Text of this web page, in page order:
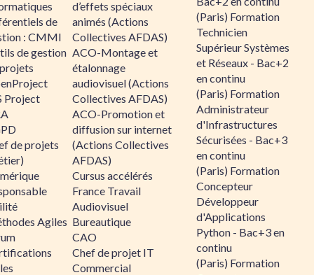
de
: CMMI
de gestion
Project
de projets
Agiles
d’effets spéciaux
animés (Actions
Collectives AFDAS)
ACO-Montage et
étalonnage
audiovisuel (Actions
Collectives AFDAS)
ACO-Promotion et
diffusion sur internet
(Actions Collectives
AFDAS)
Cursus accélérés
France Travail
Audiovisuel
Bureautique
CAO
Chef de projet IT
Commercial
(Paris) Formation
Technicien
Supérieur Systèmes
et Réseaux - Bac+2
en continu
(Paris) Formation
Administrateur
d'Infrastructures
Sécurisées - Bac+3
en continu
(Paris) Formation
Concepteur
Développeur
d'Applications
Python - Bac+3 en
continu
(Paris) Formation